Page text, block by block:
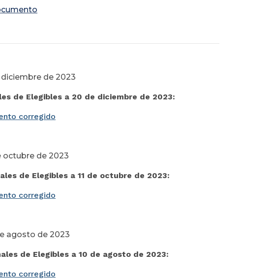
de 2023
de Elegibles a 20 de diciembre de 2023:
corregido
octubre de 2023
de Elegibles a 11 de octubre de 2023:
corregido
agosto de 2023
de Elegibles a 10 de agosto de 2023:
corregido